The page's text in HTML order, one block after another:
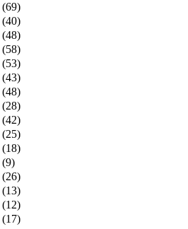
(69)
(40)
(48)
(58)
(53)
(43)
(48)
(28)
(42)
(25)
(18)
(9)
(26)
(13)
(12)
(17)